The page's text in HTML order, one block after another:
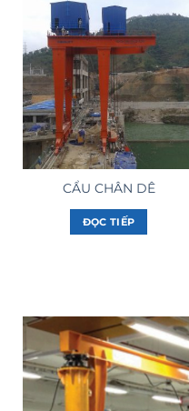
CẨU CHÂN DÊ
ĐỌC TIẾP